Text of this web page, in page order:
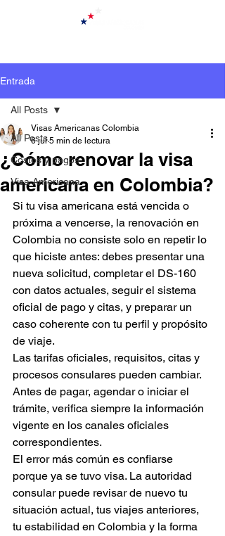
Entrada
All Posts
Costos y pagos
Visa Americana
All Posts
¿Cómo renovar la visa
americana en Colombia?
Visas Americanas Colombia
6 jul 5 min de lectura
Si tu visa americana está vencida o
próxima a vencerse, la renovación en
Colombia no consiste solo en repetir lo
que hiciste antes: debes presentar una
nueva solicitud, completar el DS-160
con datos actuales, seguir el sistema
oficial de pago y citas, y preparar un
caso coherente con tu perfil y propósito
de viaje.
Las tarifas oficiales, requisitos, citas y
procesos consulares pueden cambiar.
Antes de pagar, agendar o iniciar el
trámite, verifica siempre la información
vigente en los canales oficiales
correspondientes.
El error más común es confiarse
porque ya se tuvo visa. La autoridad
consular puede revisar de nuevo tu
situación actual, tus viajes anteriores,
tu estabilidad en Colombia y la forma